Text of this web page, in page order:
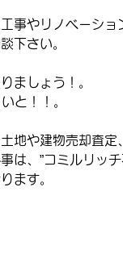
事やリノベーシ
下さい。
ましょう！。
と！！。
地や建物売却査定
は、”コミルリッチ
ます。